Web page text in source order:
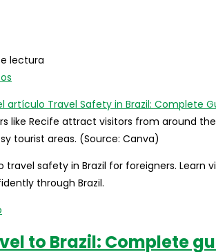
off-
the-
path
guide
lectura
like Recife attract visitors from around
tourist areas. (Source: Canva)
safety in Brazil for foreigners. Learn
through Brazil.
in
to Brazil: Complete